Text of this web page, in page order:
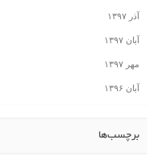
آذر ۱۳۹۷
آبان ۱۳۹۷
مهر ۱۳۹۷
آبان ۱۳۹۶
برچسب‌ها